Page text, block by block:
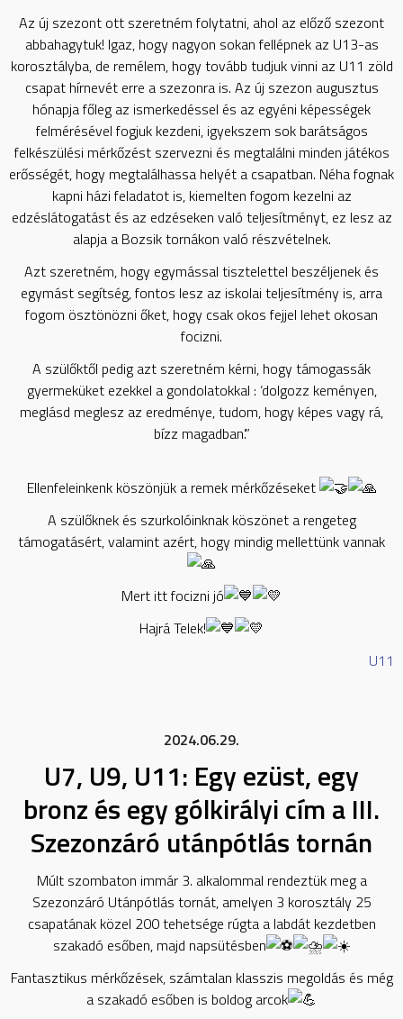
Az új szezont ott szeretném folytatni, ahol az előző szezont
abbahagytuk! Igaz, hogy nagyon sokan fellépnek az U13-as
korosztályba, de remélem, hogy tovább tudjuk vinni az U11 zöld
csapat hírnevét erre a szezonra is. Az új szezon augusztus
hónapja főleg az ismerkedéssel és az egyéni képességek
felmérésével fogjuk kezdeni, igyekszem sok barátságos
felkészülési mérkőzést szervezni és megtalálni minden játékos
erősségét, hogy megtalálhassa helyét a csapatban. Néha fognak
kapni házi feladatot is, kiemelten fogom kezelni az
edzéslátogatást és az edzéseken való teljesítményt, ez lesz az
alapja a Bozsik tornákon való részvételnek.
Azt szeretném, hogy egymással tisztelettel beszéljenek és
egymást segítség, fontos lesz az iskolai teljesítmény is, arra
fogom ösztönözni őket, hogy csak okos fejjel lehet okosan
focizni.
A szülőktől pedig azt szeretném kérni, hogy támogassák
gyermeküket ezekkel a gondolatokkal : ‘dolgozz keményen,
meglásd meglesz az eredménye, tudom, hogy képes vagy rá,
bízz magadban’.”
Ellenfeleinkenk köszönjük a remek mérkőzéseket
A szülőknek és szurkolóinknak köszönet a rengeteg
támogatásért, valamint azért, hogy mindig mellettünk vannak
Mert itt focizni jó
Hajrá Telek!
U11
2024.06.29.
U7, U9, U11: Egy ezüst, egy
bronz és egy gólkirályi cím a III.
Szezonzáró utánpótlás tornán
Múlt szombaton immár 3. alkalommal rendeztük meg a
Szezonzáró Utánpótlás tornát, amelyen 3 korosztály 25
csapatának közel 200 tehetsége rúgta a labdát kezdetben
szakadó esőben, majd napsütésben
Fantasztikus mérkőzések, számtalan klasszis megoldás és még
a szakadó esőben is boldog arcok